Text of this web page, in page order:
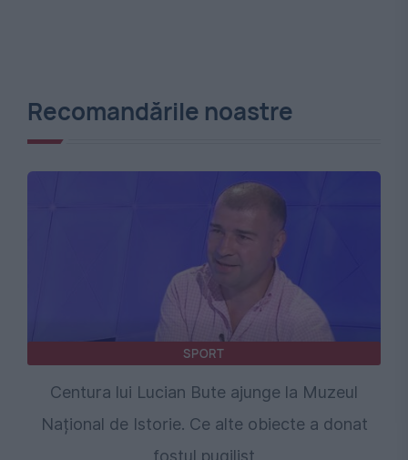
Recomandările noastre
SPORT
Centura lui Lucian Bute ajunge la Muzeul
Național de Istorie. Ce alte obiecte a donat
fostul pugilist